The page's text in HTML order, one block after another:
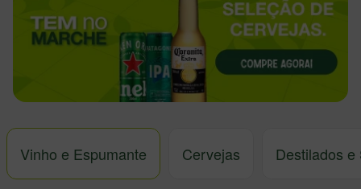
Vinho e Espumante Cervejas Destilados e